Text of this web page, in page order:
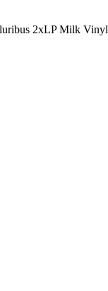
2xLP Milk Vinyl